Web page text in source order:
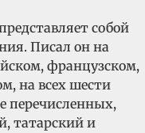
собой
Писал он на
французском,
на всех шести
перечисленных,
татарский и